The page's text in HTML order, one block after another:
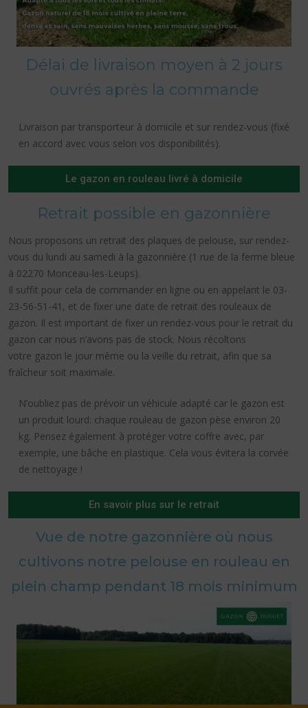
Délai de livraison moyen à 2 jours
ouvrés après la commande
Livraison par transporteur à domicile et sur rendez-vous (fixé
en accord avec vous selon vos disponibilités).
Le gazon en rouleau livré à domicile
Retrait possible en gazonnière
Nous proposons un retrait des plaques de pelouse, sur rendez-
vous du lundi au samedi à la gazonnière (1 rue de la ferme bleue
à 02270 Monceau-les-Leups).
Il suffit pour cela de commander en ligne ou en appelant le 03-
23-56-51-41, et de fixer une date de retrait des rouleaux de
gazon. Il est important de fixer un rendez-vous pour le retrait du
gazon car nous n’avons pas de stock. Nous récoltons
votre gazon le jour même ou la veille du retrait, afin que sa
fraîcheur soit maximale.
N’oubliez pas de prévoir un véhicule adapté car le gazon est
un produit lourd: chaque rouleau de gazon pèse environ 20
kg. Pensez également à protéger votre coffre avec, par
exemple, une bâche en plastique. Cela vous évitera la corvée
de nettoyage !
En savoir plus sur le retrait
Vue de notre gazonnière où nous
cultivons notre pelouse en rouleau en
plein champ pendant 18 mois minimum